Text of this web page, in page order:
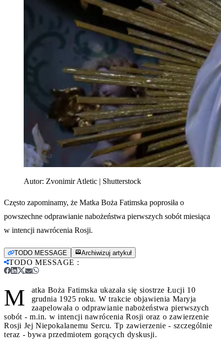
Autor: Zvonimir Atletic | Shutterstock
Często zapominamy, że Matka Boża Fatimska poprosiła o
powszechne odprawianie nabożeństwa pierwszych sobót miesiąca
w intencji nawrócenia Rosji.
TODO MESSAGE Archiwizuj artykuł
TODO MESSAGE :
M
atka Boża Fatimska ukazała się siostrze Łucji 10
grudnia 1925 roku. W trakcie objawienia Maryja
zaapelowała o odprawianie nabożeństwa pierwszych
sobót - m.in. w intencji nawrócenia Rosji oraz o zawierzenie
Rosji Jej Niepokalanemu Sercu. Tp zawierzenie - szczególnie
teraz - bywa przedmiotem gorących dyskusji.